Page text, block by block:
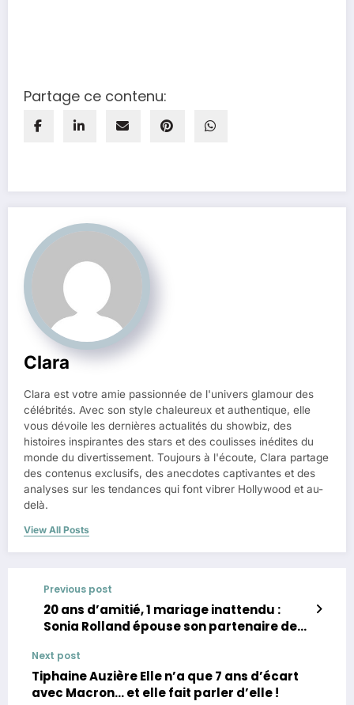
Partage ce contenu:
Clara
Clara est votre amie passionnée de l'univers glamour des
célébrités. Avec son style chaleureux et authentique, elle
vous dévoile les dernières actualités du showbiz, des
histoires inspirantes des stars et des coulisses inédites du
monde du divertissement. Toujours à l'écoute, Clara partage
des contenus exclusifs, des anecdotes captivantes et des
analyses sur les tendances qui font vibrer Hollywood et au-
delà.
View All Posts
Previous post
20 ans d’amitié, 1 mariage inattendu :
Sonia Rolland épouse son partenaire de
Next post
Tiphaine Auzière Elle n’a que 7 ans d’écart
avec Macron… et elle fait parler d’elle !